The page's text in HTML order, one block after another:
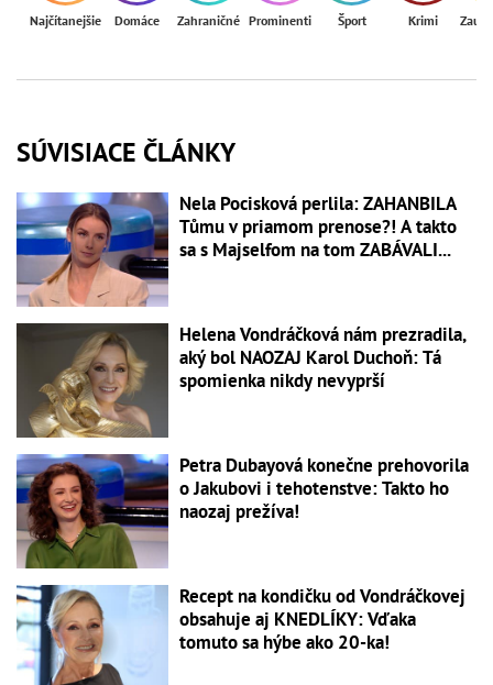
Najčítanejšie Domáce Zahraničné Prominenti Šport Krimi
SÚVISIACE ČLÁNKY
Nela Pocisková perlila: ZAHANBILA
Tůmu v priamom prenose?! A takto
sa s Majselfom na tom ZABÁVALI...
Helena Vondráčková nám prezradila,
aký bol NAOZAJ Karol Duchoň: Tá
spomienka nikdy nevyprší
Petra Dubayová konečne prehovorila
o Jakubovi i tehotenstve: Takto ho
naozaj prežíva!
Recept na kondičku od Vondráčkovej
obsahuje aj KNEDLÍKY: Vďaka
tomuto sa hýbe ako 20-ka!